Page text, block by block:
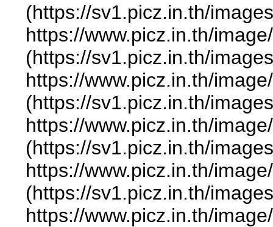
(https://sv1.picz.in.th/
https://www.picz.in.th/
(https://sv1.picz.in.th/
https://www.picz.in.th/
(https://sv1.picz.in.th/
https://www.picz.in.th/
(https://sv1.picz.in.th/
https://www.picz.in.th/
(https://sv1.picz.in.th/
https://www.picz.in.th/